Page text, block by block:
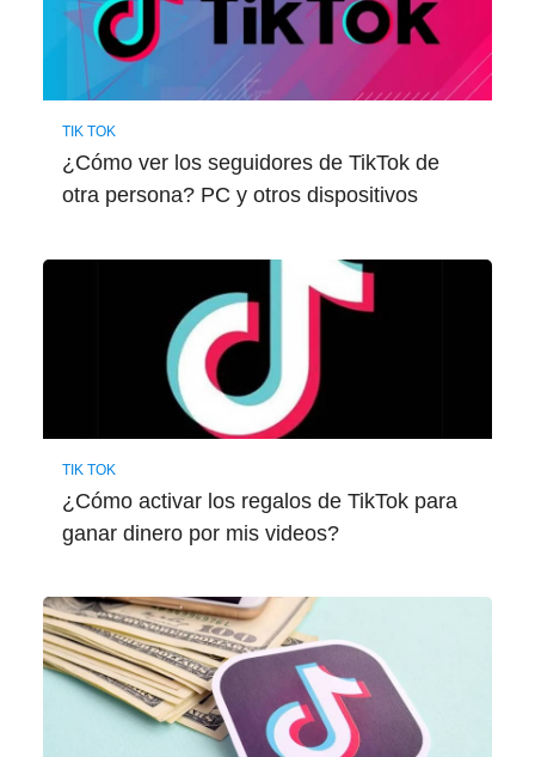
TIK TOK
¿Cómo ver los seguidores de TikTok de
otra persona? PC y otros dispositivos
TIK TOK
¿Cómo activar los regalos de TikTok para
ganar dinero por mis videos?